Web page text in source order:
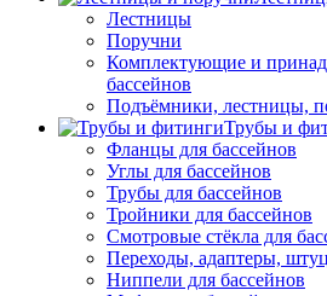
Лестницы
Поручни
Комплектующие и
бассейнов
Подъёмники, лестницы,
Трубы и
Фланцы для бассейнов
Углы для бассейнов
Трубы для бассейнов
Тройники для бассейнов
Смотровые стёкла для
Переходы, адаптеры,
Ниппели для бассейнов